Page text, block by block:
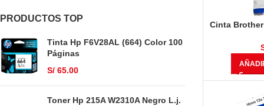
PRODUCTOS TOP
Tinta Hp F6V28AL (664) Color 100
Páginas
S/ 65.00
Toner Hp 215A W2310A Negro L.j.
Cinta Brother